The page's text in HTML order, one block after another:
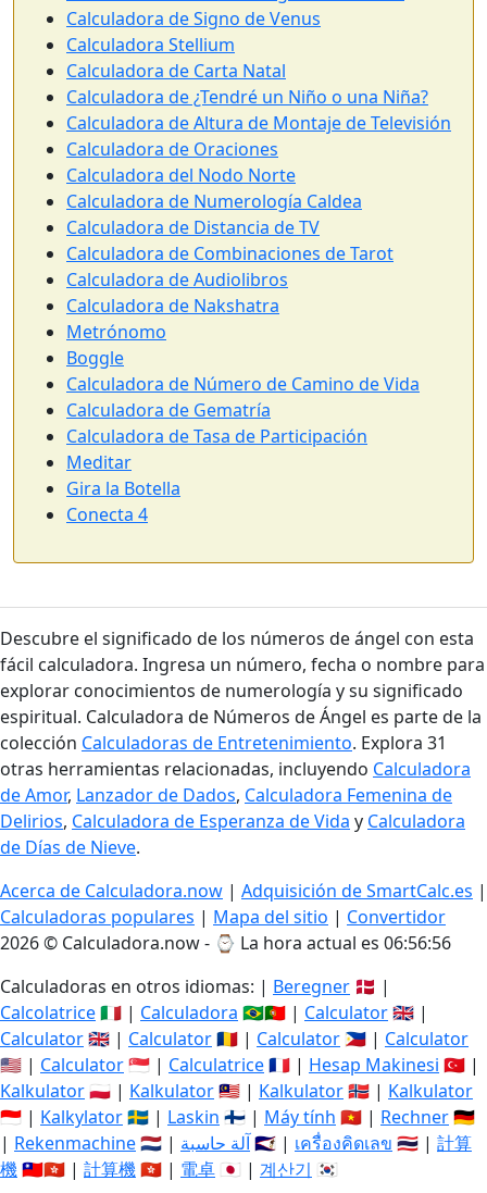
Calculadora de Signo de Venus
Calculadora Stellium
Calculadora de Carta Natal
Calculadora de ¿Tendré un Niño o una Niña?
Calculadora de Altura de Montaje de Televisión
Calculadora de Oraciones
Calculadora del Nodo Norte
Calculadora de Numerología Caldea
Calculadora de Distancia de TV
Calculadora de Combinaciones de Tarot
Calculadora de Audiolibros
Calculadora de Nakshatra
Metrónomo
Boggle
Calculadora de Número de Camino de Vida
Calculadora de Gematría
Calculadora de Tasa de Participación
Meditar
Gira la Botella
Conecta 4
Descubre el significado de los números de ángel con esta
fácil calculadora. Ingresa un número, fecha o nombre para
explorar conocimientos de numerología y su significado
espiritual. Calculadora de Números de Ángel es parte de la
colección Calculadoras de Entretenimiento. Explora 31
otras herramientas relacionadas, incluyendo Calculadora
de Amor, Lanzador de Dados, Calculadora Femenina de
Delirios, Calculadora de Esperanza de Vida y Calculadora
de Días de Nieve.
Acerca de Calculadora.now | Adquisición de SmartCalc.es |
Calculadoras populares | Mapa del sitio | Convertidor
2026 © Calculadora.now - ⌚ La hora actual es 06:56:56
Calculadoras en otros idiomas: | Beregner 🇩🇰 |
Calcolatrice🇮🇹 | Calculadora 🇧🇷🇵🇹 | Calculator🇬🇧 |
Calculator🇬🇧 | Calculator🇷🇴 | Calculator 🇵🇭 | Calculator
🇺🇸 | Calculator🇸🇬 | Calculatrice🇫🇷 | Hesap Makinesi 🇹🇷 |
Kalkulator🇵🇱 | Kalkulator🇲🇾 | Kalkulator🇳🇴 | Kalkulator
🇮🇩 | Kalkylator🇸🇪 | Laskin 🇫🇮 | Máy tính 🇻🇳 | Rechner🇩🇪
| Rekenmachine🇳🇱 | آلة حاسبة🇸🇦 | เครื่องคิดเลข 🇹🇭 | 計算
機🇹🇼🇭🇰 | 計算機🇭🇰 | 電卓 🇯🇵 | 계산기 🇰🇷